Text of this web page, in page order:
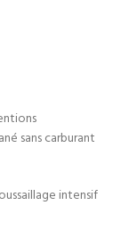
sans carburant
intensif